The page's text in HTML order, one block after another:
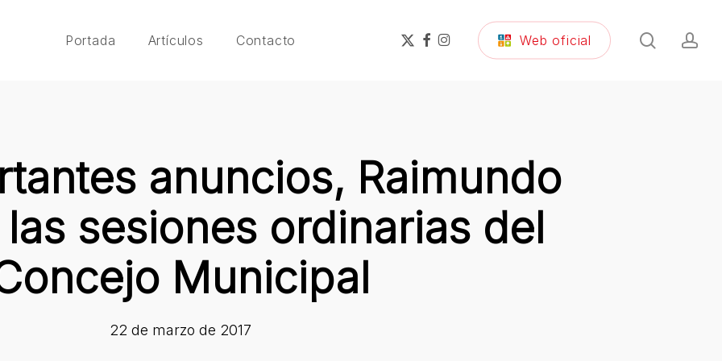
Portada Artículos Contacto
x-
twitter
facebook
instagram Web oficial search
anuncios, Raimundo
sesiones ordinarias del
Municipal
22 de marzo de 2017